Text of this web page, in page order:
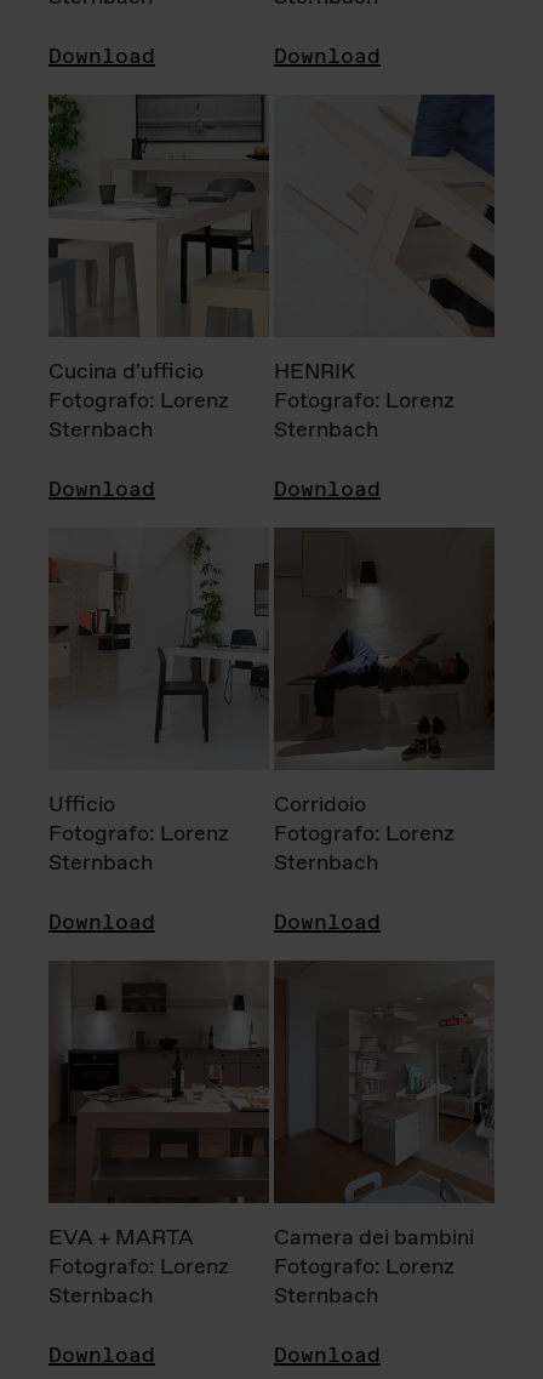
Download Download
Cucina d'ufficio
Fotografo: Lorenz
Sternbach
Download
HENRIK
Fotografo: Lorenz
Sternbach
Download
Ufficio
Fotografo: Lorenz
Sternbach
Download
Corridoio
Fotografo: Lorenz
Sternbach
Download
EVA + MARTA
Fotografo: Lorenz
Sternbach
Download
Camera dei bambini
Fotografo: Lorenz
Sternbach
Download